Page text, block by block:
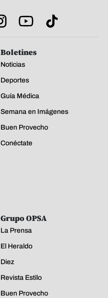
Boletines
Noticias
Deportes
Guía Médica
Semana en Imágenes
Buen Provecho
Conéctate
Grupo OPSA
La Prensa
El Heraldo
Diez
Revista Estilo
Buen Provecho